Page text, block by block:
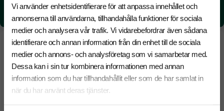
Vi använder enhetsidentifierare för att anpassa innehållet och
annonserna till användarna, tillhandahålla funktioner för sociala
medier och analysera vår trafik. Vi vidarebefordrar även sådana
identifierare och annan information från din enhet till de sociala
medier och annons- och analysföretag som vi samarbetar med.
Dessa kan i sin tur kombinera informationen med annan
information som du har tillhandahållit eller som de har samlat in
när du har använt deras tjänster.
CO₂e -avtryck:
0.06 kg CO₂e / per styck